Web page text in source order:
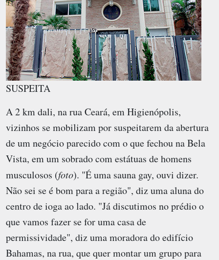
SUSPEITA
A 2 km dali, na rua Ceará, em Higienópolis,
vizinhos se mobilizam por suspeitarem da abertura
de um negócio parecido com o que fechou na Bela
Vista, em um sobrado com estátuas de homens
musculosos (foto). "É uma sauna gay, ouvi dizer.
Não sei se é bom para a região", diz uma aluna do
centro de ioga ao lado. "Já discutimos no prédio o
que vamos fazer se for uma casa de
permissividade", diz uma moradora do edifício
Bahamas, na rua, que quer montar um grupo para